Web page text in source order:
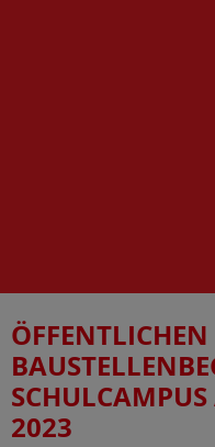
ÖFFENTLICHEN
2023